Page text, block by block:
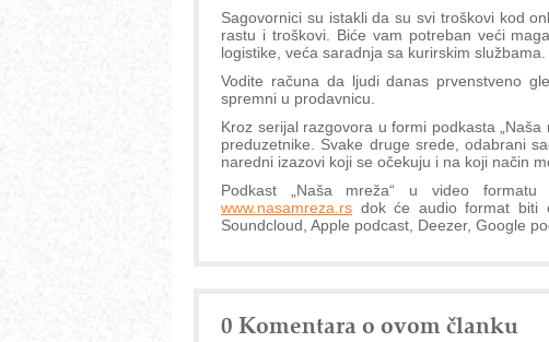
Sagovornici su istakli da su svi troškovi kod
rastu i troškovi. Biće vam potreban veći
logistike, veća saradnja sa kurirskim službama.
Vodite računa da ljudi danas prvenstveno
spremni u prodavnicu.
Kroz serijal razgovora u formi podkasta
preduzetnike. Svake druge srede, odabrani
naredni izazovi koji se očekuju i na koji način
Podkast „Naša mreža“ u video
www.nasamreza.rs dok će audio format biti
Soundcloud, Apple podcast, Deezer, Google
0 Komentara o ovom članku